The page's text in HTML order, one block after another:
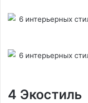
4 Экостиль